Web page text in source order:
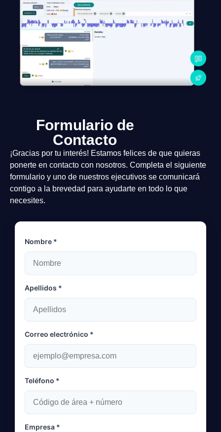
Formulario de
Contacto
¡Gracias por tu interés! Estamos felices de que quieras
ponerte en contacto con nosotros. Completa el siguiente
formulario y uno de nuestros ejecutivos se comunicará
contigo a la brevedad para ayudarte en todo lo que
necesites.
Nombre *
Apellidos *
Correo electrónico *
Teléfono *
Empresa *